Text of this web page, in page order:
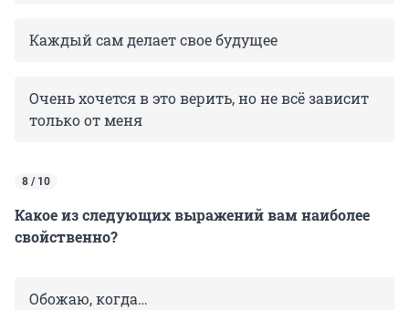
Каждый сам делает свое будущее
Очень хочется в это верить, но не всё зависит
только от меня
8 / 10
Какое из следующих выражений вам наиболее
свойственно?
Обожаю, когда…